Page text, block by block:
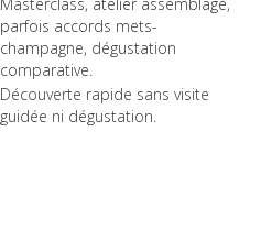
parfois accords mets-
champagne, dégustation
comparative.
Découverte rapide sans visite
guidée ni dégustation.